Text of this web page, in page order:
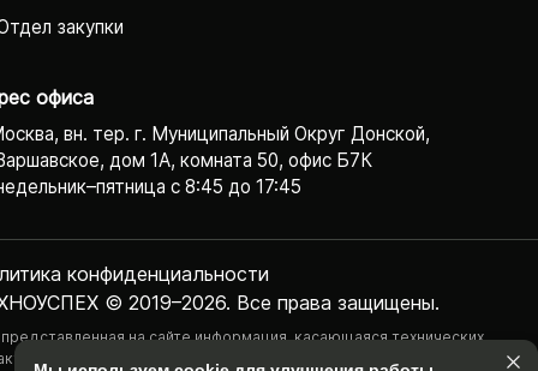
закупки
офиса
вн. тер. г. Муниципальный Округ Донской,
дом 1А, комната 50, офис Б7К
с 8:45 до 17:45
© 2019–2026. Все права защищены.
конфиденциаль­ности
на сайте информация, касающаяся технических
наличия на складе, стоимости товаров, носит